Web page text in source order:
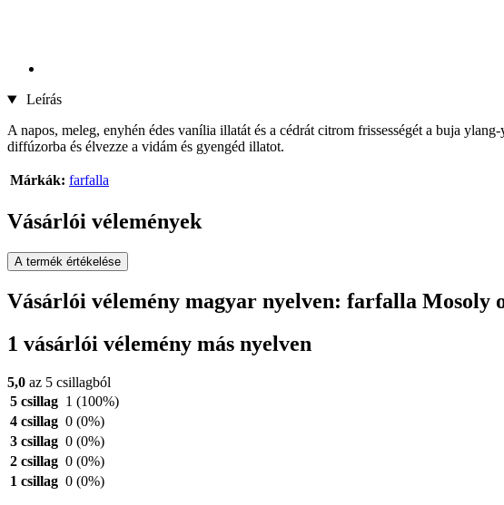
Leírás
A napos, meleg, enyhén édes vanília illatát és a cédrát citrom frissességét a buja
diffúzorba és élvezze a vidám és gyengéd illatot.
Márkák: farfalla
Vásárlói vélemények
A termék értékelése
Vásárlói vélemény magyar nyelven: farfalla Mosoly
1 vásárlói vélemény más nyelven
5,0 az 5 csillagból
5 csillag 1 (100%)
4 csillag 0 (0%)
3 csillag 0 (0%)
2 csillag 0 (0%)
1 csillag 0 (0%)